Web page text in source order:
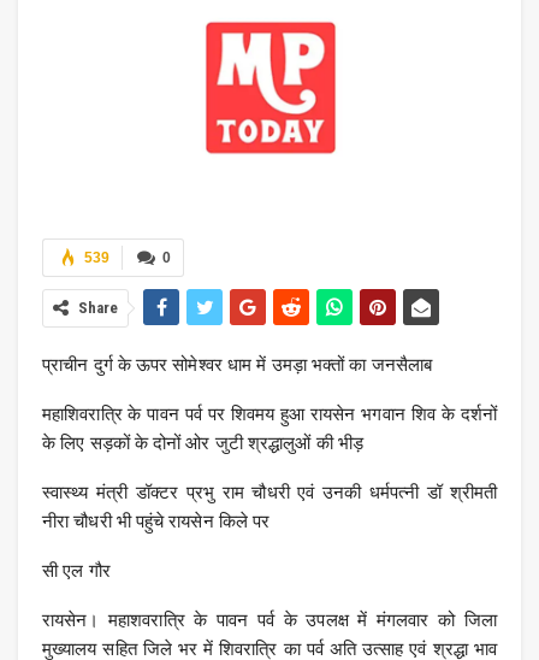
0
539
Share
प्राचीन दुर्ग के ऊपर सोमेश्वर धाम में उमड़ा भक्तों का जनसैलाब
महाशिवरात्रि के पावन पर्व पर शिवमय हुआ रायसेन भगवान शिव के दर्शनों
के लिए सड़कों के दोनों ओर जुटी श्रद्धालुओं की भीड़
स्वास्थ्य मंत्री डॉक्टर प्रभु राम चौधरी एवं उनकी धर्मपत्नी डॉ श्रीमती
नीरा चौधरी भी पहुंचे रायसेन किले पर
सी एल गौर
रायसेन। महाशवरात्रि के पावन पर्व के उपलक्ष में मंगलवार को जिला
मुख्यालय सहित जिले भर में शिवरात्रि का पर्व अति उत्साह एवं श्रद्धा भाव